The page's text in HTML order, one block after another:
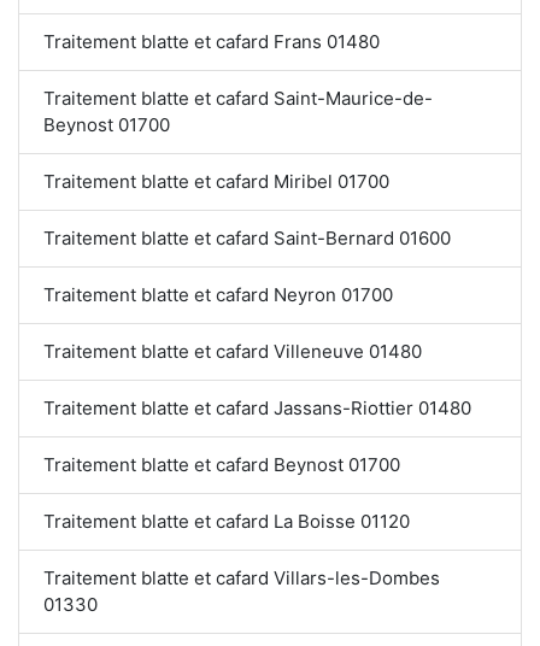
Traitement blatte et cafard Frans 01480
Traitement blatte et cafard Saint-Maurice-de-
Beynost 01700
Traitement blatte et cafard Miribel 01700
Traitement blatte et cafard Saint-Bernard 01600
Traitement blatte et cafard Neyron 01700
Traitement blatte et cafard Villeneuve 01480
Traitement blatte et cafard Jassans-Riottier 01480
Traitement blatte et cafard Beynost 01700
Traitement blatte et cafard La Boisse 01120
Traitement blatte et cafard Villars-les-Dombes
01330